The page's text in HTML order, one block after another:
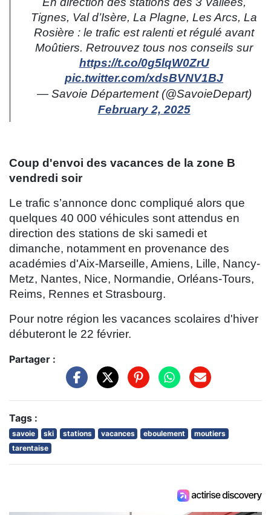
Tignes, Val d’Isère, La Plagne, Les Arcs, La
Rosière : le trafic est ralenti et régulé avant
Moûtiers. Retrouvez tous nos conseils sur
https://t.co/0g5lqW0ZrU
pic.twitter.com/xdsBVNV1BJ
— Savoie Département (@SavoieDepart)
February 2, 2025
Coup d'envoi des vacances de la zone B
vendredi soir
Le trafic s’annonce donc compliqué alors que
quelques 40 000 véhicules sont attendus en
direction des stations de ski samedi et
dimanche, notamment en provenance des
académies d'Aix-Marseille, Amiens, Lille, Nancy-
Metz, Nantes, Nice, Normandie, Orléans-Tours,
Reims, Rennes et Strasbourg.
Pour notre région les vacances scolaires d'hiver
débuteront le 22 février.
Partager :
Tags :
savoie ski stations vacances eboulement
moutiers
tarentaise